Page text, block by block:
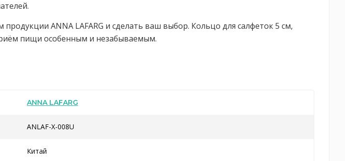
ANNA LAFARG и сделать ваш выбор. Кольцо для салфеток 5 см,
пищи особенным и незабываемым.
ANNA LAFARG
ANLAF-X-008U
Китай